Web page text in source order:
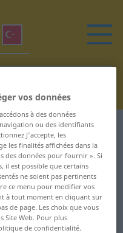
K
... Kommode
vos données
à des données
ou des identifiants
J'accepte, les
les finalités affichées dans la
des données pour fournir ». Si
il est possible que certains
ne soient pas pertinents
ce menu pour modifier vos
à tout moment en cliquant sur
de page. Les choix que vous
Site Web. Pour plus
de confidentialité.